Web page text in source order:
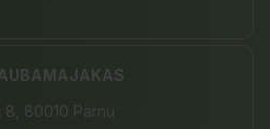
8, 80010 Pärnu